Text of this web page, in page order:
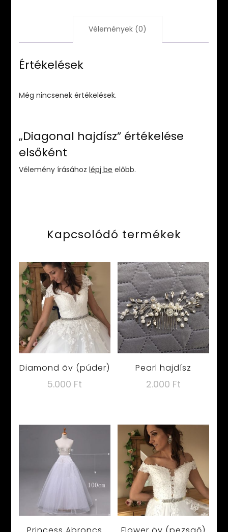
Vélemények (0)
Értékelések
Még nincsenek értékelések.
„Diagonal hajdísz” értékelése
elsőként
Vélemény írásáhozlépj be előbb.
Kapcsolódó termékek
Diamond öv (púder)
5.000 Ft
Pearl hajdísz
2.000 Ft